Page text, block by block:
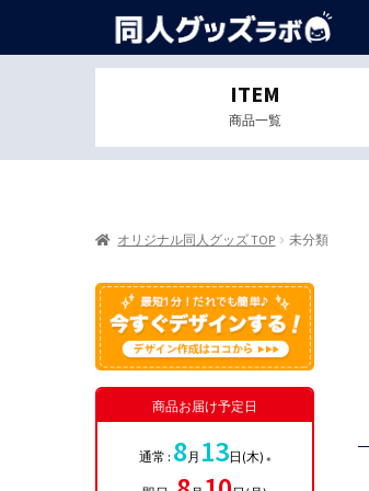
ITEM
商品一覧
オリジナル同人グッズ TOP 未分類
商品お届け予定日
通常 : 8 月 13日(木) ※